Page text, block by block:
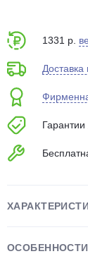
1331 р.